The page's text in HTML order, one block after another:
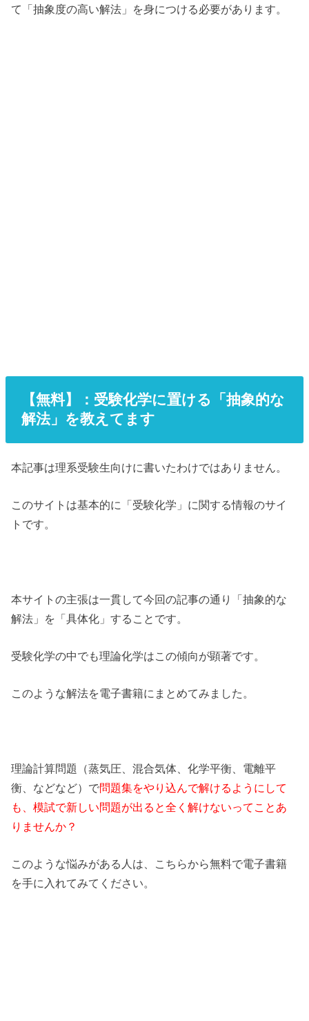
て「抽象度の高い解法」を身につける必要があります。
【無料】：受験化学に置ける「抽象的な
解法」を教えてます
本記事は理系受験生向けに書いたわけではありません。
このサイトは基本的に「受験化学」に関する情報のサイ
トです。
本サイトの主張は一貫して今回の記事の通り「抽象的な
解法」を「具体化」することです。
受験化学の中でも理論化学はこの傾向が顕著です。
このような解法を電子書籍にまとめてみました。
理論計算問題（蒸気圧、混合気体、化学平衡、電離平
衡、などなど）で問題集をやり込んで解けるようにして
も、模試で新しい問題が出ると全く解けないってことあ
りませんか？
このような悩みがある人は、こちらから無料で電子書籍
を手に入れてみてください。